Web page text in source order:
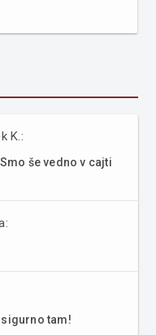
K.:
še vedno v cajti
tam!